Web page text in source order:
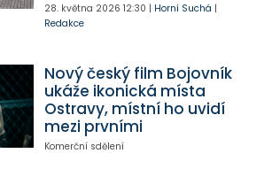
28. května 2026 12:30 | Horní Suchá |
Redakce
Nový český film Bojovník
ukáže ikonická místa
Ostravy, místní ho uvidí
mezi prvními
Komerční sdělení